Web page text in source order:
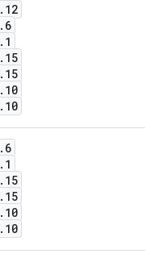
. 12
. 6
. 1
. 15
. 15
. 10
. 10
. 6
. 1
. 15
. 15
. 10
. 10